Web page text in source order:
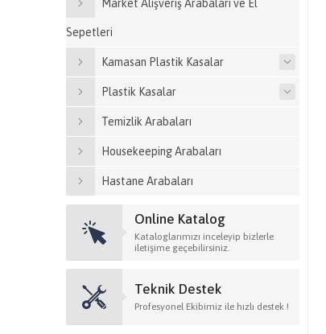
Market Alışveriş Arabaları ve El
Sepetleri
Kamasan Plastik Kasalar
Plastik Kasalar
Temizlik Arabaları
Housekeeping Arabaları
Hastane Arabaları
Online Katalog
Kataloglarımızı inceleyip bizlerle
iletişime geçebilirsiniz.
Teknik Destek
Profesyonel Ekibimiz ile hızlı destek !